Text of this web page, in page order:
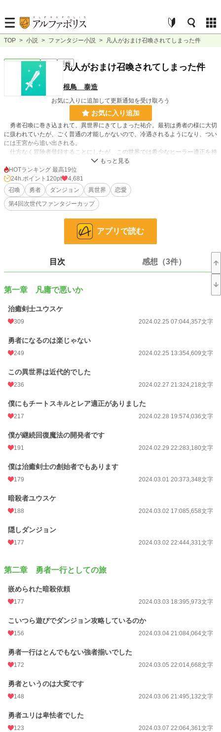
TOP > 小説 > ファンタジー小説 > 凡人がおまけ召喚されてしまった件
ファンタジー 完結 長編
凡人がおまけ召喚されてしまった件
根鳥 泰造
お気に入りに追加して更新通知を受け取ろう
お気に入り追加
勇者召喚に巻き込まれて、異世界にきてしまった祐介。最初は勇者の様に大切
に扱われていたが、ごく普通の才能しかないので、冷遇されるようになり、つい
には王宮から追い出される。
仕方なく冒険者登録することにしたが、この世界では希少なヒーラー適正を持
っていた。一年掛けて治癒魔法を習得し、治癒剣士となると、引く手あまたに。
しかも、彼は『強欲』という大罪スキルを持っていて、倒した敵のスキルを自分
のものにできるのだ。
それらのお蔭で、才能は凡人でも、数多のスキルで能力を補い、熟練度は飛び
ぬけ、高難度クエストも熟せる有名冒険者となる。そして、裏では気配消去や不
可視化スキルを活かして、暗殺という裏の仕事も始めた。
は祐介を捕まえるための罠だった。祐介が暗殺者になっていると知った勇者が、
改心させよう企てたもので、その後は勇者一行に加わり、魔王討伐の旅に同行す
者が好きになり、勇者から告白までされる。
だが、魔王を討伐を成し遂げるも、魔王戦で勇者は祐介を庇い、障害者にな
祐介は、勇者の嘘で、病院を作り、医師の道を歩みだすのだった。
小説 9,531 位 / 228,634 件
ファンタジー
お気に入り 529
文字数 191,236
週間ポイント
月間ポイント 7,094 pt (6,135 位)
年間ポイント
累計ポイント 321,880 pt (14,434 位)
HOTランキング 最高19位
24h.ポイント 120pt
4,681
召喚
勇者 ダンジョン 異世界
恋愛
第4回次世代ファンタジーカップ
アプリで読む
目次 感想（3件）
第一章 凡庸で悪いか
治癒剣士ユウスケ
309 2024.02.25 07:044,357文字
勇者になるのは楽じゃない
249 2024.02.25 13:354,609文字
この異世界は近代的でした
236 2024.02.27 21:324,218文字
僕にもチートスキルとレア適正がありました
217 2024.02.28 19:574,036文字
僕が継続回復魔法の開発者です
191 2024.02.29 22:283,180文字
僕は治癒剣士の創始者でもあります
179 2024.03.01 20:373,348文字
暗殺者ユウスケ
188 2024.03.02 17:085,658文字
隠しダンジョン
177 2024.03.02 22:444,331文字
第二章 勇者一行としての旅
嵌められた暗殺依頼
177 2024.03.03 18:395,973文字
こいつら遊びでダンジョン攻略しているのか
156 2024.03.04 21:084,064文字
勇者一行はとんでもない強者揃いでした
172 2024.03.05 22:014,668文字
勇者というのは大変です
148 2024.03.06 21:495,132文字
勇者ユリは卑怯者でした
123 2024.03.07 22:064,361文字